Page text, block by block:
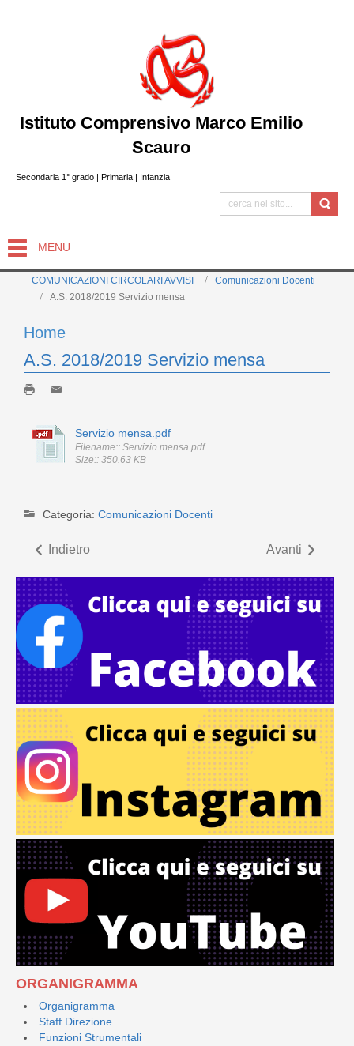
Istituto Comprensivo Marco Emilio
Scauro
Secondaria 1° grado | Primaria | Infanzia
MENU
COMUNICAZIONI CIRCOLARI AVVISI
Comunicazioni Docenti
A.S. 2018/2019 Servizio mensa
ORGANIGRAMMA
Organigramma
Staff Direzione
Funzioni Strumentali
Home
A.S. 2018/2019 Servizio mensa
Servizio mensa.pdf
Filename:: Servizio mensa.pdf
Size:: 350.63 KB
Categoria: Comunicazioni Docenti
Indietro Avanti